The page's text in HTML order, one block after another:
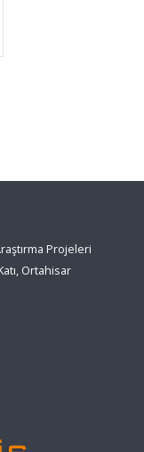
Projeleri
Ortahisar